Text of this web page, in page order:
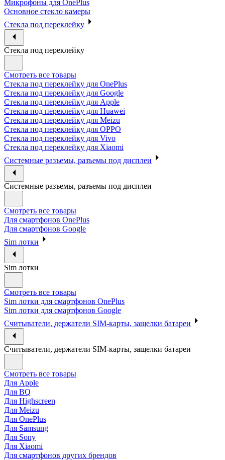
Микрофоны для OnePlus
Основное стекло камеры
Стекла под переклейку
Стекла под переклейку
Смотреть все товары
Стекла под переклейку для OnePlus
Стекла под переклейку для Google
Стекла под переклейку для Apple
Стекла под переклейку для Huawei
Стекла под переклейку для Meizu
Стекла под переклейку для OPPO
Стекла под переклейку для Vivo
Стекла под переклейку для Xiaomi
Системные разъемы, разъемы под дисплеи
Системные разъемы, разъемы под дисплеи
Смотреть все товары
Для смартфонов OnePlus
Для смартфонов Google
Sim лотки
Sim лотки
Смотреть все товары
Sim лотки для смартфонов OnePlus
Sim лотки для смартфонов Google
Считыватели, держатели SIM-карты, защелки батареи
Считыватели, держатели SIM-карты, защелки батареи
Смотреть все товары
Для Apple
Для BQ
Для Highscreen
Для Meizu
Для OnePlus
Для Samsung
Для Sony
Для Xiaomi
Для смартфонов других брендов